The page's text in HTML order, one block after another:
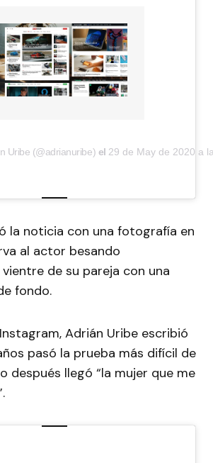
Uribe (@adrianuribe) el 29 de May de 2020 a
la noticia con una fotografía en
al actor besando
de su pareja con una
fondo.
Adrián Uribe escribió
pasó la prueba más difícil de
después llegó “la mujer que me